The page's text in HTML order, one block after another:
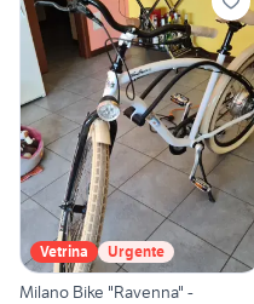
Vetrina Urgente
Milano Bike "Ravenna" -